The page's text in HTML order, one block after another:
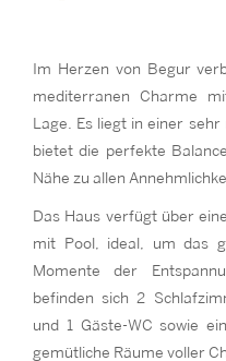
Im Herzen von Begur
mediterranen Charme
Lage. Es liegt in einer
bietet die perfekte
Nähe zu allen
Das Haus verfügt über
mit Pool, ideal, um das
Momente der
befinden sich 2
und 1 Gäste-WC sowie
gemütliche Räume voller